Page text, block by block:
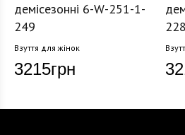
демісезонні 6-W-251-1-
249
Взуття для жінок
3215грн
228